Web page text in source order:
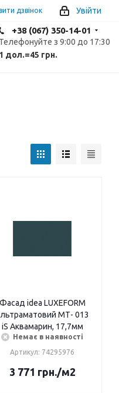
Увійти
дзвінок
+38 (067) 350-14-01
Телефонуйте з 9:00 до 17:30
1 дол.=45 грн.
Фасад idea LUXEFORМ
МТ- 013
iS Аквамарин, 17,7мм
Немає в наявності
Артикул: 74295976
3 771 грн./м2